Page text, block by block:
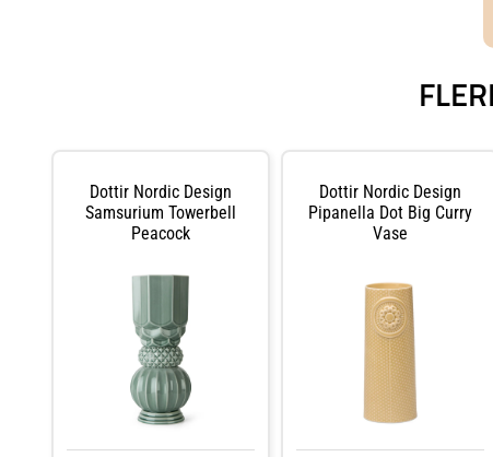
Dottir Nordic Design
Samsurium Towerbell
Peacock
Dottir Nordic Design
Pipanella Dot Big Curry
Vase